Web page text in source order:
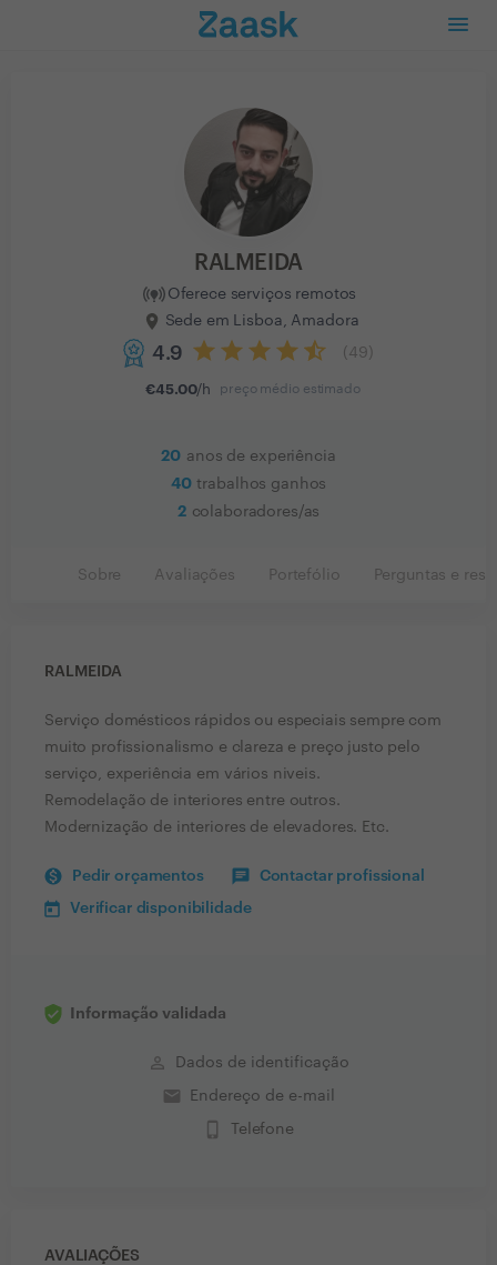
RALMEIDA
Oferece serviços remotos
Sede em Lisboa, Amadora
4.9 49
€45.00/h preço médio estimado
20 anos de experiência
40 trabalhos ganhos
2 colaboradores/as
Sobre Avaliações Portefólio Perguntas e
RALMEIDA
Serviço domésticos rápidos ou especiais sempre com
muito profissionalismo e clareza e preço justo pelo
serviço, experiência em vários niveis.
Remodelação de interiores entre outros.
Modernização de interiores de elevadores. Etc.
Pedir orçamentos Contactar profissional
Verificar disponibilidade
Informação validada
perm_identity Dados de identificação
email Endereço de e-mail
phone_iphone Telefone
AVALIAÇÕES